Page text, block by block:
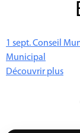
1 sept.Conseil
Municipal
Découvrir plus